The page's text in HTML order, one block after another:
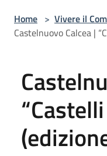
Home > Vivere il
Castelnuovo Calcea |